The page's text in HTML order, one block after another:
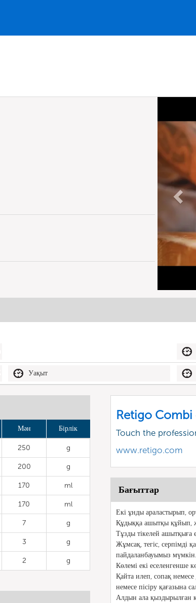
Уақыт
Мән Бірлік
250 g
200 g
170 ml
170 ml
7 g
3 g
2 g
Retigo Combi
Touch the
www.retigo.com
Бағыттар
Екі ұнды араластырып,
Құдыққа ашытқы құйып,
Тұзды тікелей ашытқыға
Жұмсақ, тегіс, серпімді
пайдаланбауымыз мүмкін.
Көлемі екі еселенгенше
Қайта илеп, сопақ немесе
немесе пісіру қағазына
Алдын ала қыздырылған